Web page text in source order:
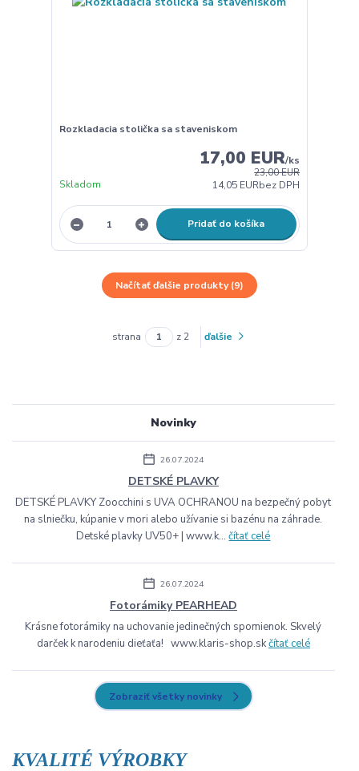
Rozkladacia stolička sa staveniskom
23,00 EUR
17,00 EUR/ks
14,05 EURbez DPH
Skladom
Pridať do košíka
Načítať ďalšie produkty (9)
strana z 2 ďalšie
Novinky
26.07.2024
DETSKÉ PLAVKY
DETSKÉ PLAVKY Zoocchini s UVA OCHRANOU na bezpečný pobyt
na slniečku, kúpanie v mori alebo užívanie si bazénu na záhrade.
Detské plavky UV50+ | www.k...čítať celé
26.07.2024
Fotorámiky PEARHEAD
Krásne fotorámiky na uchovanie jedinečných spomienok. Skvelý
darček k narodeniu dieťaťa! www.klaris-shop.skčítať celé
Zobraziť všetky novinky
KVALITÉ VÝROBKY